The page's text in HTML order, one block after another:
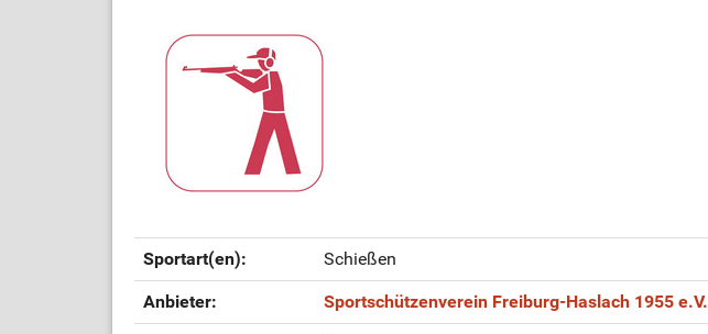
Sportart(en): Schießen
Anbieter: Sportschützenverein Freiburg-Haslach 1955 e.V.